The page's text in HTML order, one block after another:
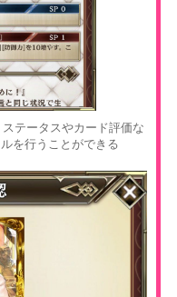
テータスやカード評価な
を行うことができる